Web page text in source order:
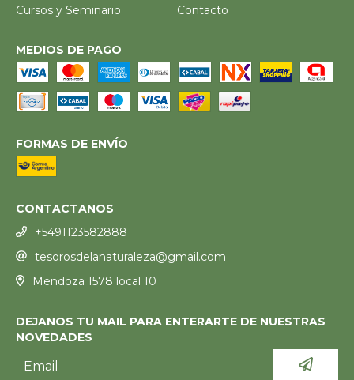
Cursos y Seminario Contacto
MEDIOS DE PAGO
FORMAS DE ENVÍO
CONTACTANOS
+5491123582888
tesorosdelanaturaleza@gmail.com
Mendoza 1578 local 10
DEJANOS TU MAIL PARA ENTERARTE DE NUESTRAS
NOVEDADES